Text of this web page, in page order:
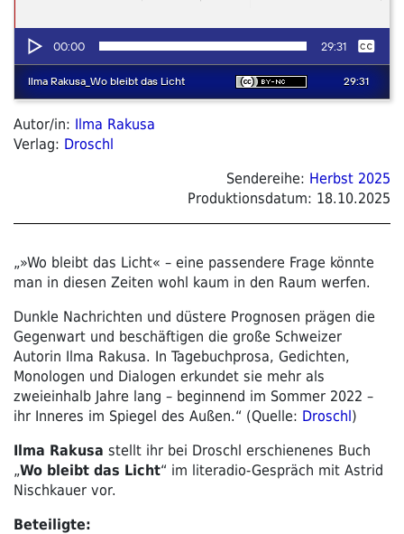
Autor/in: Ilma Rakusa
Verlag: Droschl
Sendereihe: Herbst 2025
Produktionsdatum: 18.10.2025
„»Wo bleibt das Licht« – eine passendere Frage könnte
man in diesen Zeiten wohl kaum in den Raum werfen.
Dunkle Nachrichten und düstere Prognosen prägen die
Gegenwart und beschäftigen die große Schweizer
Autorin Ilma Rakusa. In Tagebuchprosa, Gedichten,
Monologen und Dialogen erkundet sie mehr als
zweieinhalb Jahre lang – beginnend im Sommer 2022 –
ihr Inneres im Spiegel des Außen.“ (Quelle: Droschl)
Ilma Rakusa stellt ihr bei Droschl erschienenes Buch
„Wo bleibt das Licht“ im literadio-Gespräch mit Astrid
Nischkauer vor.
Beteiligte: